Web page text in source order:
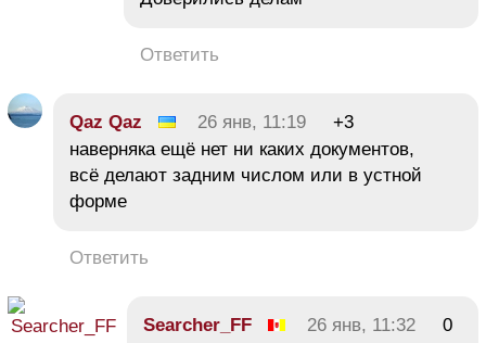
Ответить
Qaz Qaz 26 янв, 11:19
+3
наверняка ещё нет ни каких документов,
всё делают задним числом или в устной
форме
Ответить
Searcher_FF 26 янв, 11:32 0